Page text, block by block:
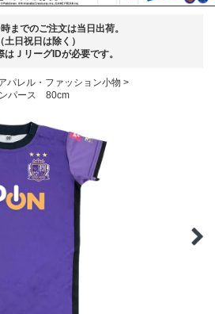
までのご注文は当日出荷。
（土日祝日は除く）
はＪリーグIDが必要です。
パレル・ファッション小物
パース 80cm